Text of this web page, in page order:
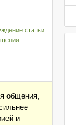
статьи
общения,
и